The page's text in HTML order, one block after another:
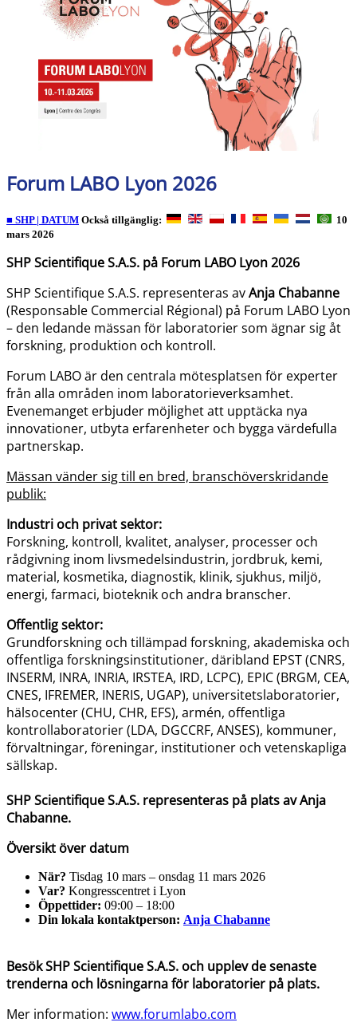
Forum LABO Lyon 2026
■ SHP | DATUM Också tillgänglig:
10
mars 2026
SHP Scientifique S.A.S. på Forum LABO Lyon 2026
SHP Scientifique S.A.S. representeras avAnja Chabanne
(Responsable Commercial Régional) på Forum LABO Lyon
– den ledande mässan för laboratorier som ägnar sig åt
forskning, produktion och kontroll.
Forum LABO är den centrala mötesplatsen för experter
från alla områden inom laboratorieverksamhet.
Evenemanget erbjuder möjlighet att upptäcka nya
innovationer, utbyta erfarenheter och bygga värdefulla
partnerskap.
Mässan vänder sig till en bred, branschöverskridande
publik:
Industri och privat sektor:
Forskning, kontroll, kvalitet, analyser, processer och
rådgivning inom livsmedelsindustrin, jordbruk, kemi,
material, kosmetika, diagnostik, klinik, sjukhus, miljö,
energi, farmaci, bioteknik och andra branscher.
Offentlig sektor:
Grundforskning och tillämpad forskning, akademiska och
offentliga forskningsinstitutioner, däribland EPST (CNRS,
INSERM, INRA, INRIA, IRSTEA, IRD, LCPC), EPIC (BRGM, CEA,
CNES, IFREMER, INERIS, UGAP), universitetslaboratorier,
hälsocenter (CHU, CHR, EFS), armén, offentliga
kontrollaboratorier (LDA, DGCCRF, ANSES), kommuner,
förvaltningar, föreningar, institutioner och vetenskapliga
sällskap.
SHP Scientifique S.A.S. representeras på plats av Anja
Chabanne.
Översikt över datum
När? Tisdag 10 mars – onsdag 11 mars 2026
Var? Kongresscentret i Lyon
Öppettider: 09:00 – 18:00
Din lokala kontaktperson: Anja Chabanne
Besök SHP Scientifique S.A.S. och upplev de senaste
trenderna och lösningarna för laboratorier på plats.
Mer information: www.forumlabo.com